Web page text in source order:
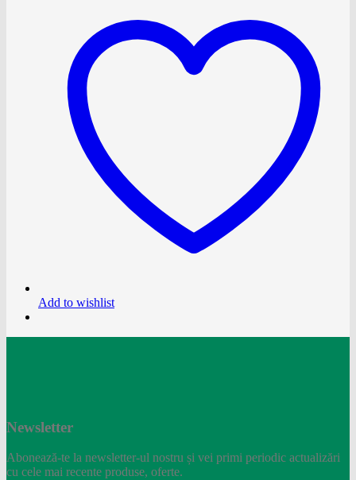
Add to wishlist
Newsletter
Abonează-te la newsletter-ul nostru și vei primi periodic actualizări
cu cele mai recente produse, oferte.